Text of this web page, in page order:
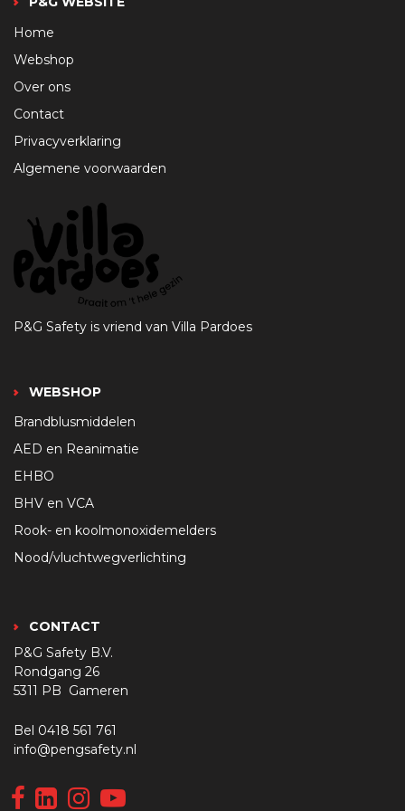
Home
Webshop
Over ons
Contact
Privacyverklaring
Algemene voorwaarden
P&G Safety is vriend van Villa Pardoes
WEBSHOP
Brandblusmiddelen
AED en Reanimatie
EHBO
BHV en VCA
Rook- en koolmonoxidemelders
Nood/vluchtwegverlichting
CONTACT
P&G Safety B.V.
Rondgang 26
5311 PB Gameren
Bel 0418 561 761
info@pengsafety.nl